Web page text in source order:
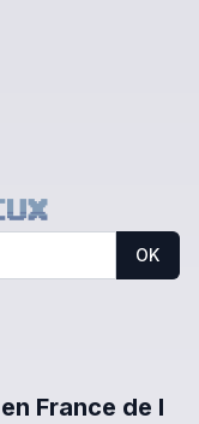
OK
France de I